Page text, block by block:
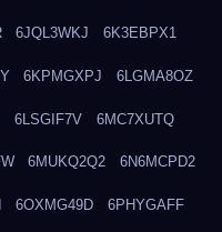
6JQL3WKJ 6K3EBPX1
6KPMGXPJ 6LGMA8OZ
6LSGIF7V 6MC7XUTQ
6MUKQ2Q2 6N6MCPD2
6OXMG49D 6PHYGAFF